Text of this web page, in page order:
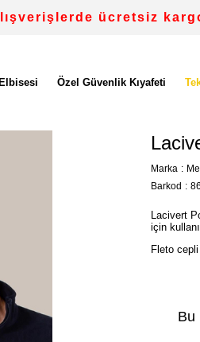
ücretsiz
Özel Güvenlik Kıyafeti
Marka :
Barkod :
Lacivert
için
Fleto cepli
Bu